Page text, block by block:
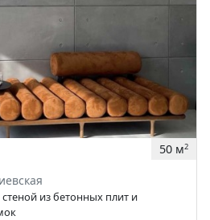
50 м2
из бетонных плит и